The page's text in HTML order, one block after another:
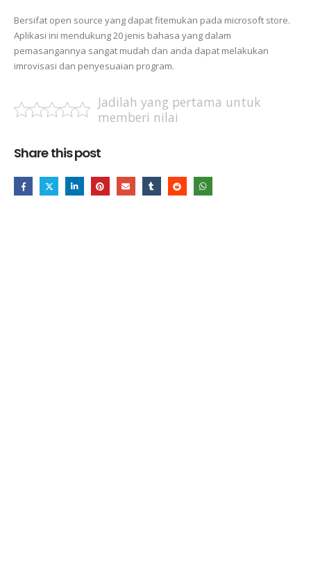
Bersifat open source yang dapat fitemukan pada microsoft store.
Aplikasi ini mendukung 20 jenis bahasa yang dalam
pemasangannya sangat mudah dan anda dapat melakukan
imrovisasi dan penyesuaian program.
Jadilah yang pertama untuk
memberi nilai
Share this post